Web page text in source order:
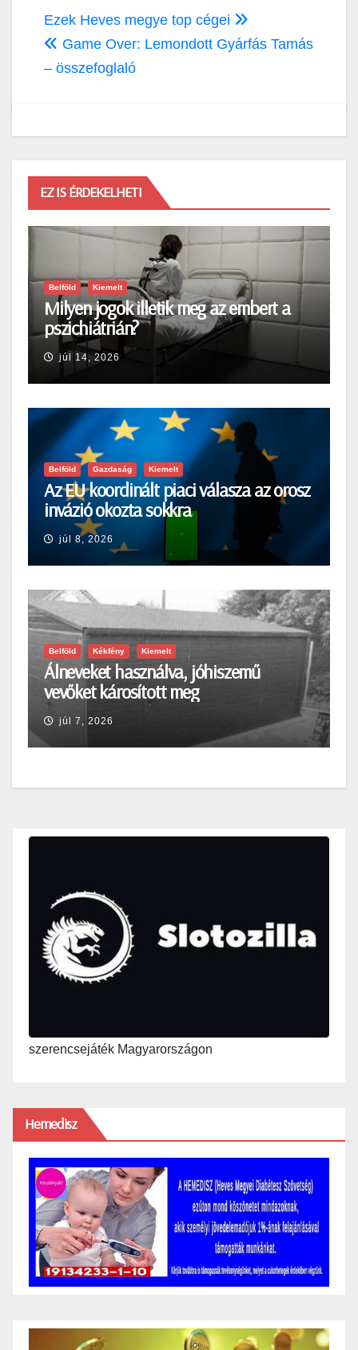
Bejegyzés
navigáció
Ezek Heves megye top cégei
Game Over: Lemondott Gyárfás Tamás
– összefoglaló
EZ IS ÉRDEKELHETI
Belföld Kiemelt
Milyen jogok illetik meg az embert a
pszichiátrián?
júl 14, 2026
Belföld Gazdaság Kiemelt
Az EU koordinált piaci válasza az orosz
invázió okozta sokkra
júl 8, 2026
Belföld Kékfény Kiemelt
Álneveket használva, jóhiszemű
vevőket károsított meg
júl 7, 2026
szerencsejáték Magyarországon
Hemedisz